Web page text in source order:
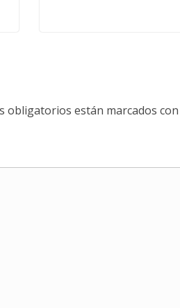
obligatorios están marcados con